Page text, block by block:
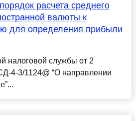
расчета среднего
валюты к
для определения прибыли
налоговой службы от 2
4-3/1124@ “О направлении